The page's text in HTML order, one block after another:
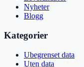
Nyheter
Blogg
Kategorier
Ubegrenset data
Uten data